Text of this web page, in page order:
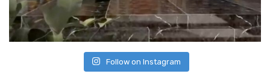
Follow on Instagram